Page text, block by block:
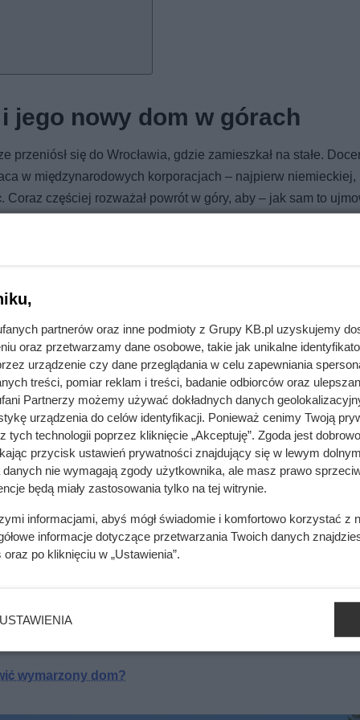
jego nowy dom w górach
się do Wrocławia, gdzie zamieszkał na stałe.
w międzynarodowych korporacjach – najpierw
częściej rozważał powrót w góry, aby – jak sam to
„wydarzyła się magia”. Zobaczył stary, piętrowy dom z
ciepłych wspomnień. I tam była taka cisza” – wspomina.
tam nie znajdzie i wreszcie odpoczniesz”. Po powrocie do
ofertę, udał się do banku, a już dwa miesiące później – w
głównie od jednego elementu domu
wymarzony dom?
partnerów oraz inne podmioty z Grupy KB.pl uzyskujemy
oraz przetwarzamy dane osobowe, takie jak unikalne
urządzenie czy dane przeglądania w celu zapewniania
treści, pomiar reklam i treści, badanie odbiorców oraz
Partnerzy możemy używać dokładnych danych
urządzenia do celów identyfikacji. Ponieważ cenimy Twoją
tych technologii poprzez kliknięcie „Akceptuję”. Zgoda jest
przycisk ustawień prywatności znajdujący się w lewym
nie wymagają zgody użytkownika, ale masz prawo
będą miały zastosowania tylko na tej witrynie.
informacjami, abyś mógł świadomie i komfortowo korzystać z
informacje dotyczące przetwarzania Twoich danych
oraz po kliknięciu w „Ustawienia”.
USTAWIENIA